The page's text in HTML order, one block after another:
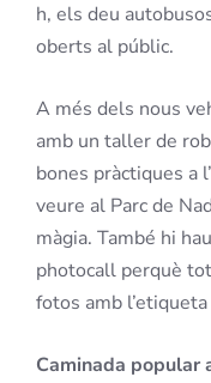
h, els deu
oberts al públic.
A més dels nous
amb un taller de
bones pràctiques a
veure al Parc de
màgia. També hi
photocall perquè
fotos amb
Caminada popular